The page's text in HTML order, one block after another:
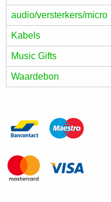
audio/versterkers/micro
Kabels
Music Gifts
Waardebon